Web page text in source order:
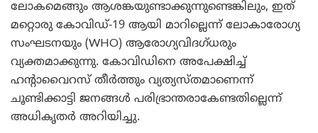
ലോകമെങ്ങും ആശങ്കയുണ്ടാക്കുന്നുണ്ടെങ്കിലും, ഇത്
മറ്റൊരു കോവിഡ്-19 ആയി മാറില്ലെന്ന് ലോകാരോഗ്യ
സംഘടനയും (WHO) ആരോഗ്യവിദഗ്ധരും
വ്യക്തമാക്കുന്നു. കോവിഡിനെ അപേക്ഷിച്ച്
ഹന്റാവൈറസ് തീർത്തും വ്യത്യസ്തമാണെന്ന്
ചൂണ്ടിക്കാട്ടി ജനങ്ങൾ പരിഭ്രാന്തരാകേണ്ടതില്ലെന്ന്
അധികൃതർ അറിയിച്ചു.